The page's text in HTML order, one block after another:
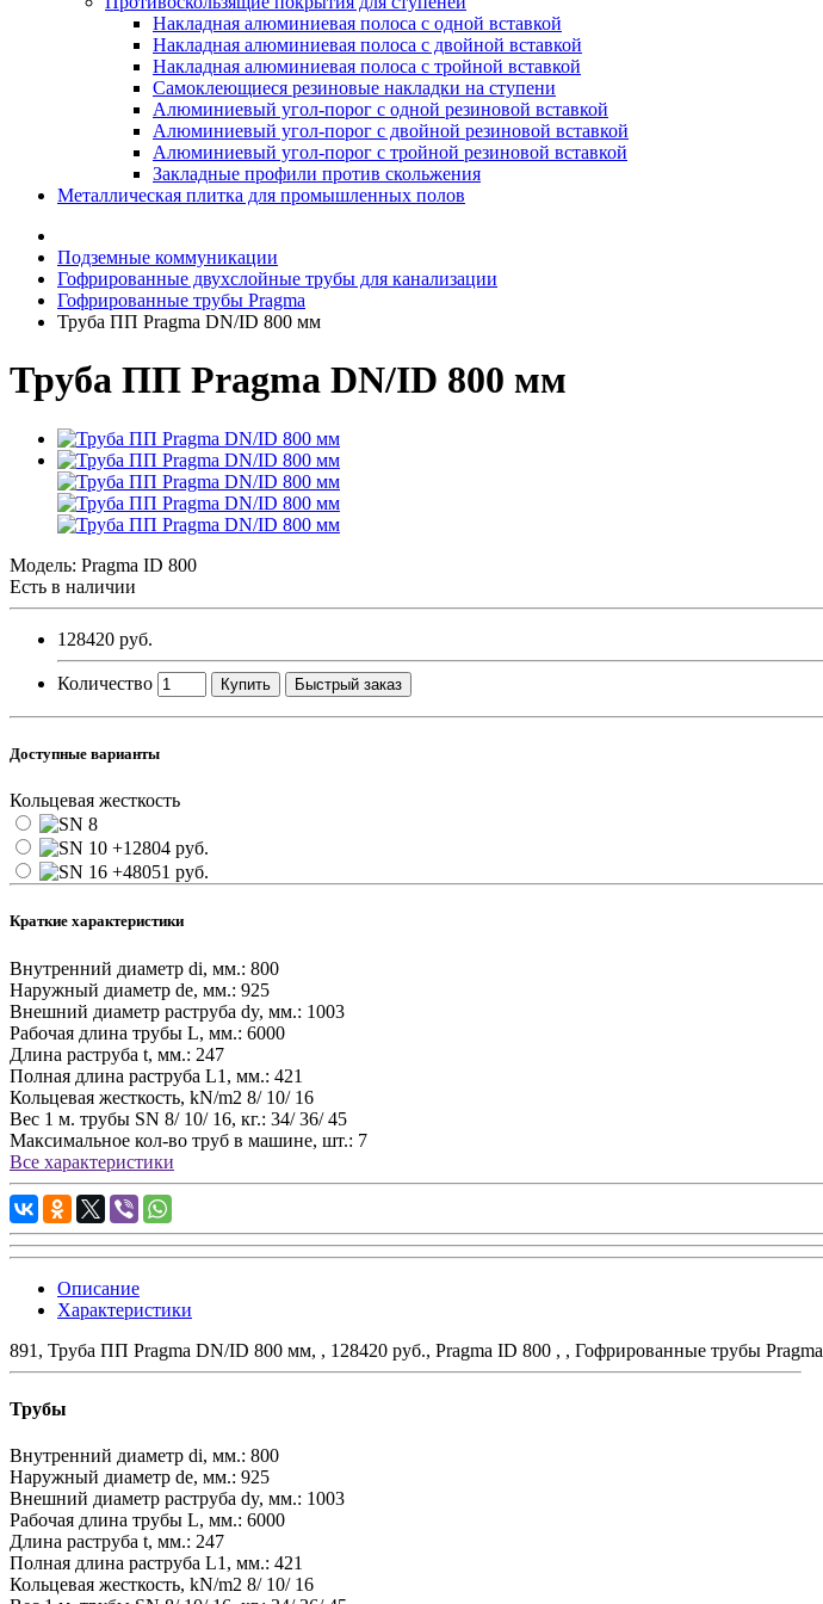
Накладная алюминиевая полоса с одной вставкой
Накладная алюминиевая полоса с двойной вставкой
Накладная алюминиевая полоса с тройной вставкой
Самоклеющиеся резиновые накладки на ступени
Алюминиевый угол-порог с одной резиновой вставкой
Алюминиевый угол-порог с двойной резиновой вставкой
Алюминиевый угол-порог с тройной резиновой вставкой
Закладные профили против скольжения
Металлическая плитка для промышленных полов
Подземные коммуникации
Гофрированные двухслойные трубы для канализации
Гофрированные трубы Pragma
Труба ПП Pragma DN/ID 800 мм
Труба ПП Pragma DN/ID 800 мм
Модель: Pragma ID 800
Есть в наличии
128420 руб.
Количество Купить Быстрый заказ
Доступные варианты
Кольцевая жесткость
Краткие характеристики
Внутренний диаметр di, мм.: 800
Наружный диаметр de, мм.: 925
Внешний диаметр раструба dy, мм.: 1003
Рабочая длина трубы L, мм.: 6000
Длина раструба t, мм.: 247
Полная длина раструба L1, мм.: 421
Кольцевая жесткость, kN/m2 8/ 10/ 16
Вес 1 м. трубы SN 8/ 10/ 16, кг.: 34/ 36/ 45
Максимальное кол-во труб в машине, шт.: 7
Все характеристики
Описание
Характеристики
891, Труба ПП Pragma DN/ID 800 мм, , 128420 руб., Pragma ID 800 , , Гофрированные трубы Pragma
Трубы
Внутренний диаметр di, мм.: 800
Наружный диаметр de, мм.: 925
Внешний диаметр раструба dy, мм.: 1003
Рабочая длина трубы L, мм.: 6000
Длина раструба t, мм.: 247
Полная длина раструба L1, мм.: 421
Кольцевая жесткость, kN/m2 8/ 10/ 16